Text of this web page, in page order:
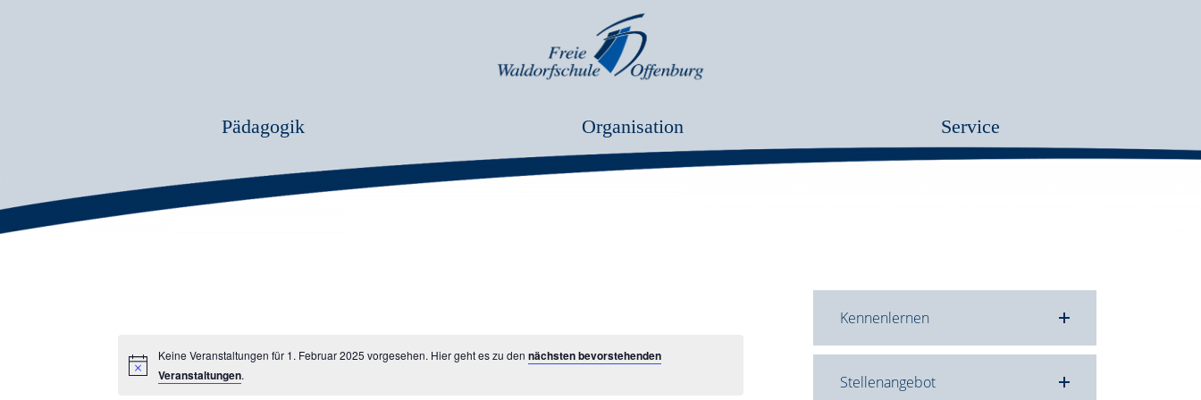
Pädagogik Organisation Service
Keine Veranstaltungen für 1. Februar 2025 vorgesehen. Hier geht es zu den nächsten bevorstehenden
Veranstaltungen.
Kennenlernen
Stellenangebot